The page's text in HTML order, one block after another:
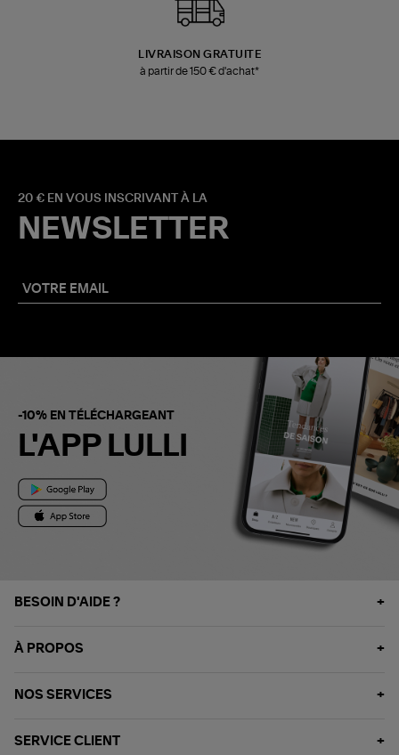
LIVRAISON GRATUITE
à partir de 150 € d'achat*
20 € EN VOUS INSCRIVANT À LA
NEWSLETTER
-10% EN TÉLÉCHARGEANT
L'APP LULLI
BESOIN D'AIDE ?
À PROPOS
NOS SERVICES
SERVICE CLIENT